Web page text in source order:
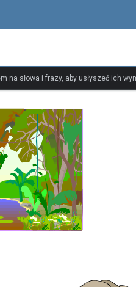
na słowa i frazy, aby usłyszeć ich